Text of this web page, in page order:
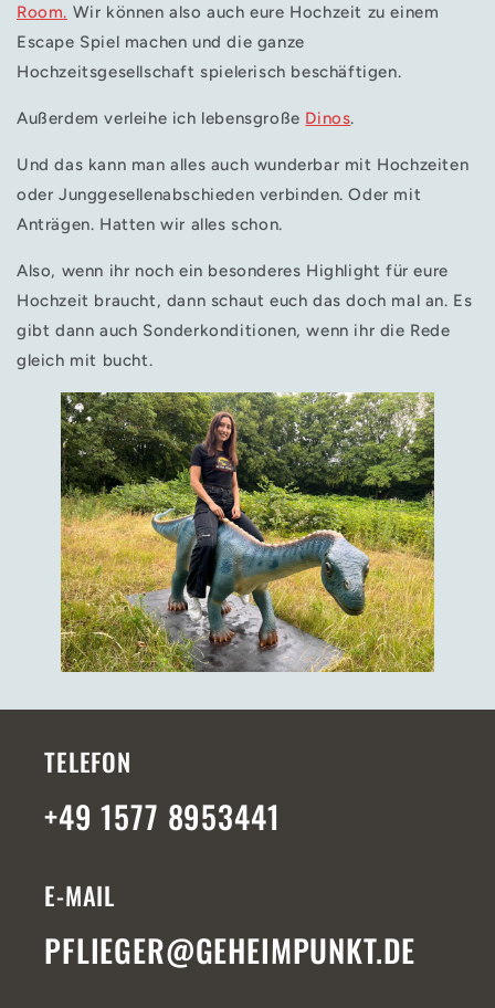
Room. Wir können also auch eure Hochzeit zu einem
Escape Spiel machen und die ganze
Hochzeitsgesellschaft spielerisch beschäftigen.
Außerdem verleihe ich lebensgroße Dinos.
Und das kann man alles auch wunderbar mit Hochzeiten
oder Junggesellenabschieden verbinden. Oder mit
Anträgen. Hatten wir alles schon.
Also, wenn ihr noch ein besonderes Highlight für eure
Hochzeit braucht, dann schaut euch das doch mal an. Es
gibt dann auch Sonderkonditionen, wenn ihr die Rede
gleich mit bucht.
TELEFON
+49 1577 8953441
E-MAIL
PFLIEGER@GEHEIMPUNKT.DE